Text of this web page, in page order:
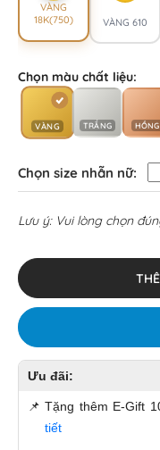
VÀNG
18K(750)
VÀNG 610
Chọn màu chất liệu:
VÀNG TRẮNG HỒNG
Chọn size nhẫn nữ:
Lưu ý: Vui lòng chọn
Ưu đãi:
📌 Tặng thêm E-Gift
tiết